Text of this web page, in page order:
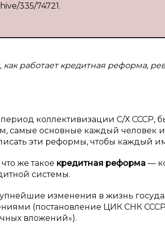
335/74721.
работает кредитная реформа,
коллективизации С/Х СССР,
самые основные каждый человек
эти реформы, чтобы каждый
же такое кредитная реформа —
системы.
изменения в жизнь
(постановление ЦИК СНК СССР
вложений»).